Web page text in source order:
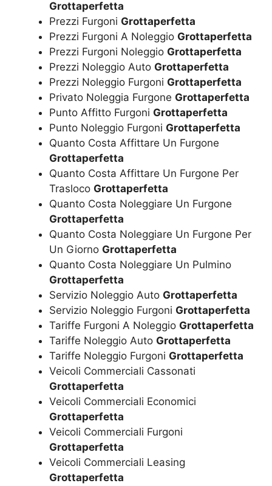
Grottaperfetta
Prezzi Furgoni Grottaperfetta
Prezzi Furgoni A Noleggio Grottaperfetta
Prezzi Furgoni Noleggio Grottaperfetta
Prezzi Noleggio Auto Grottaperfetta
Prezzi Noleggio Furgoni Grottaperfetta
Privato Noleggia Furgone Grottaperfetta
Punto Affitto Furgoni Grottaperfetta
Punto Noleggio Furgoni Grottaperfetta
Quanto Costa Affittare Un Furgone
Grottaperfetta
Quanto Costa Affittare Un Furgone Per
Trasloco Grottaperfetta
Quanto Costa Noleggiare Un Furgone
Grottaperfetta
Quanto Costa Noleggiare Un Furgone Per
Un Giorno Grottaperfetta
Quanto Costa Noleggiare Un Pulmino
Grottaperfetta
Servizio Noleggio Auto Grottaperfetta
Servizio Noleggio Furgoni Grottaperfetta
Tariffe Furgoni A Noleggio Grottaperfetta
Tariffe Noleggio Auto Grottaperfetta
Tariffe Noleggio Furgoni Grottaperfetta
Veicoli Commerciali Cassonati
Grottaperfetta
Veicoli Commerciali Economici
Grottaperfetta
Veicoli Commerciali Furgoni
Grottaperfetta
Veicoli Commerciali Leasing
Grottaperfetta